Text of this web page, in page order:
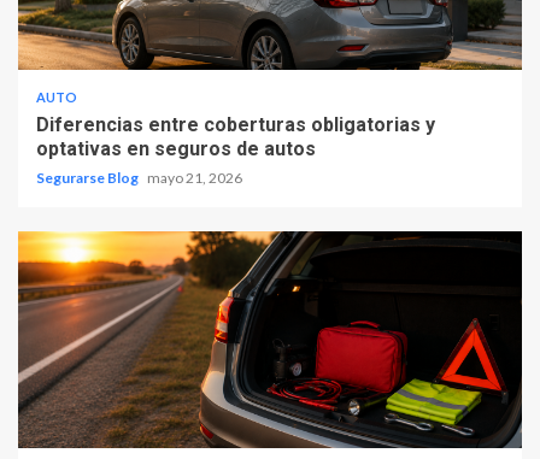
AUTO
Diferencias entre coberturas obligatorias y
optativas en seguros de autos
Segurarse Blog mayo 21, 2026